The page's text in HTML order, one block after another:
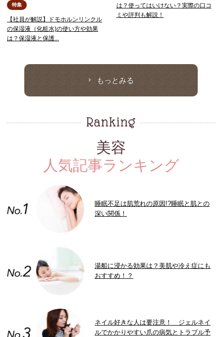
特集
【社員が解説】ドモホルンリンクル
の保湿液（化粧水)の使い方や効果
は？保湿液と保護...
は？使ってはいけない？実際の口コ
ミや評判も解説！
もっとみる
美容
人気記事ランキング
睡眠不足は肌荒れの原因!?睡眠と肌との
深い関係！
湯船に浸かる効果は？美肌や冷え症にも
おすすめ！？
ネイル好きな人は要注意！ ジェルネイ
ルでかかりやすい爪の病気とトラブル予